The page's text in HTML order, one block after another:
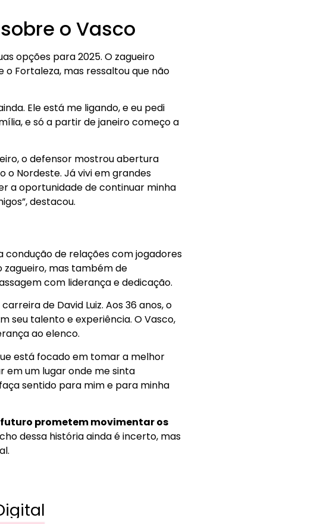
o Vasco
opções para 2025. O zagueiro
Fortaleza, mas ressaltou que não
Ele está me ligando, e eu pedi
e só a partir de janeiro começo a
o defensor mostrou abertura
o Nordeste. Já vivi em grandes
a oportunidade de continuar minha
destacou.
condução de relações com jogadores
mas também de
com liderança e dedicação.
de David Luiz. Aos 36 anos, o
seu talento e experiência. O Vasco,
ao elenco.
está focado em tomar a melhor
em um lugar onde me sinta
sentido para mim e para minha
futuro prometem movimentar os
dessa história ainda é incerto, mas